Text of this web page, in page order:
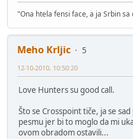
"Ona htela fensi face, a ja Srbin sa
Meho Krljic
5
12-10-2010, 10:50:20
Love Hunters su good call.
Što se Crosspoint tiče, ja se
pesmu jer bi to moglo da mi
ovom obradom ostavili...